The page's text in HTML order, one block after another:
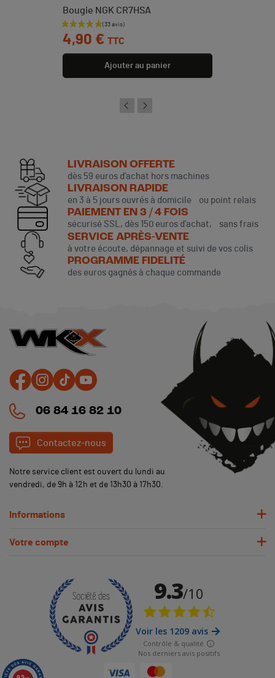
(3 avis)
Bougie NGK CR7HSA
Prix
4,90 € TTC
Ajouter au panier
LIVRAISON OFFERTE
dès 59 euros d’achat hors machines
LIVRAISON RAPIDE
en 3 à 5 jours ouvrés à domicile ou point relais
PAIEMENT EN 3 / 4 FOIS
sécurisé SSL, dès 150 euros d’achat, sans frais
SERVICE APRÈS-VENTE
à votre écoute, dépannage et suivi de vos colis
PROGRAMME FIDELITÉ
des euros gagnés à chaque commande
06 84 16 82 10
Contactez-nous
Notre service client est ouvert du lundi au
vendredi, de 9h à 12h et de 13h30 à 17h30.
Informations
Votre compte